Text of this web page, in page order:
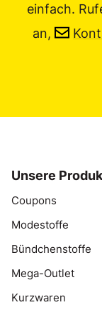
einfach.
an,
Unsere
Coupons
Modestoffe
Bündchenstoffe
Mega-Outlet
Kurzwaren